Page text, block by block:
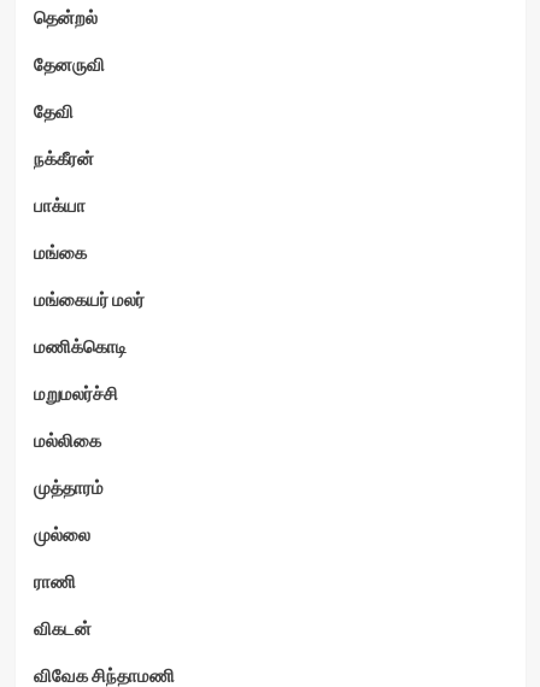
தென்றல்
தேனருவி
தேவி
நக்கீரன்
பாக்யா
மங்கை
மங்கையர் மலர்
மணிக்கொடி
மறுமலர்ச்சி
மல்லிகை
முத்தாரம்
முல்லை
ராணி
விகடன்
விவேக சிந்தாமணி